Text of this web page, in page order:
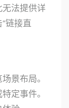
法提供详
链接直
景布局。
定事件。